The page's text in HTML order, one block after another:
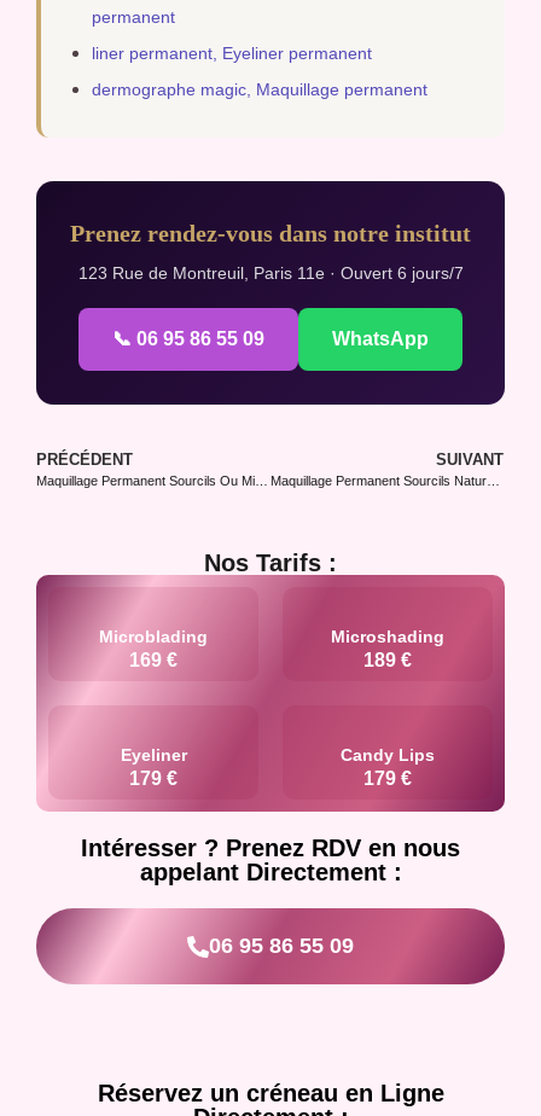
permanent
liner permanent, Eyeliner permanent
dermographe magic, Maquillage permanent
Prenez rendez-vous dans notre institut
123 Rue de Montreuil, Paris 11e · Ouvert 6 jours/7
📞 06 95 86 55 09 WhatsApp
PRÉCÉDENT SUIVANT
Maquillage Permanent Sourcils Naturel : Effet Sans Tricher
Nos Tarifs :
Microblading
169 €
Microshading
189 €
Eyeliner
179 €
Candy Lips
179 €
Intéresser ? Prenez RDV en nous
appelant Directement :
06 95 86 55 09
Réservez un créneau en Ligne